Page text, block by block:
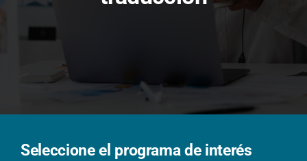
Seleccione el programa de interés